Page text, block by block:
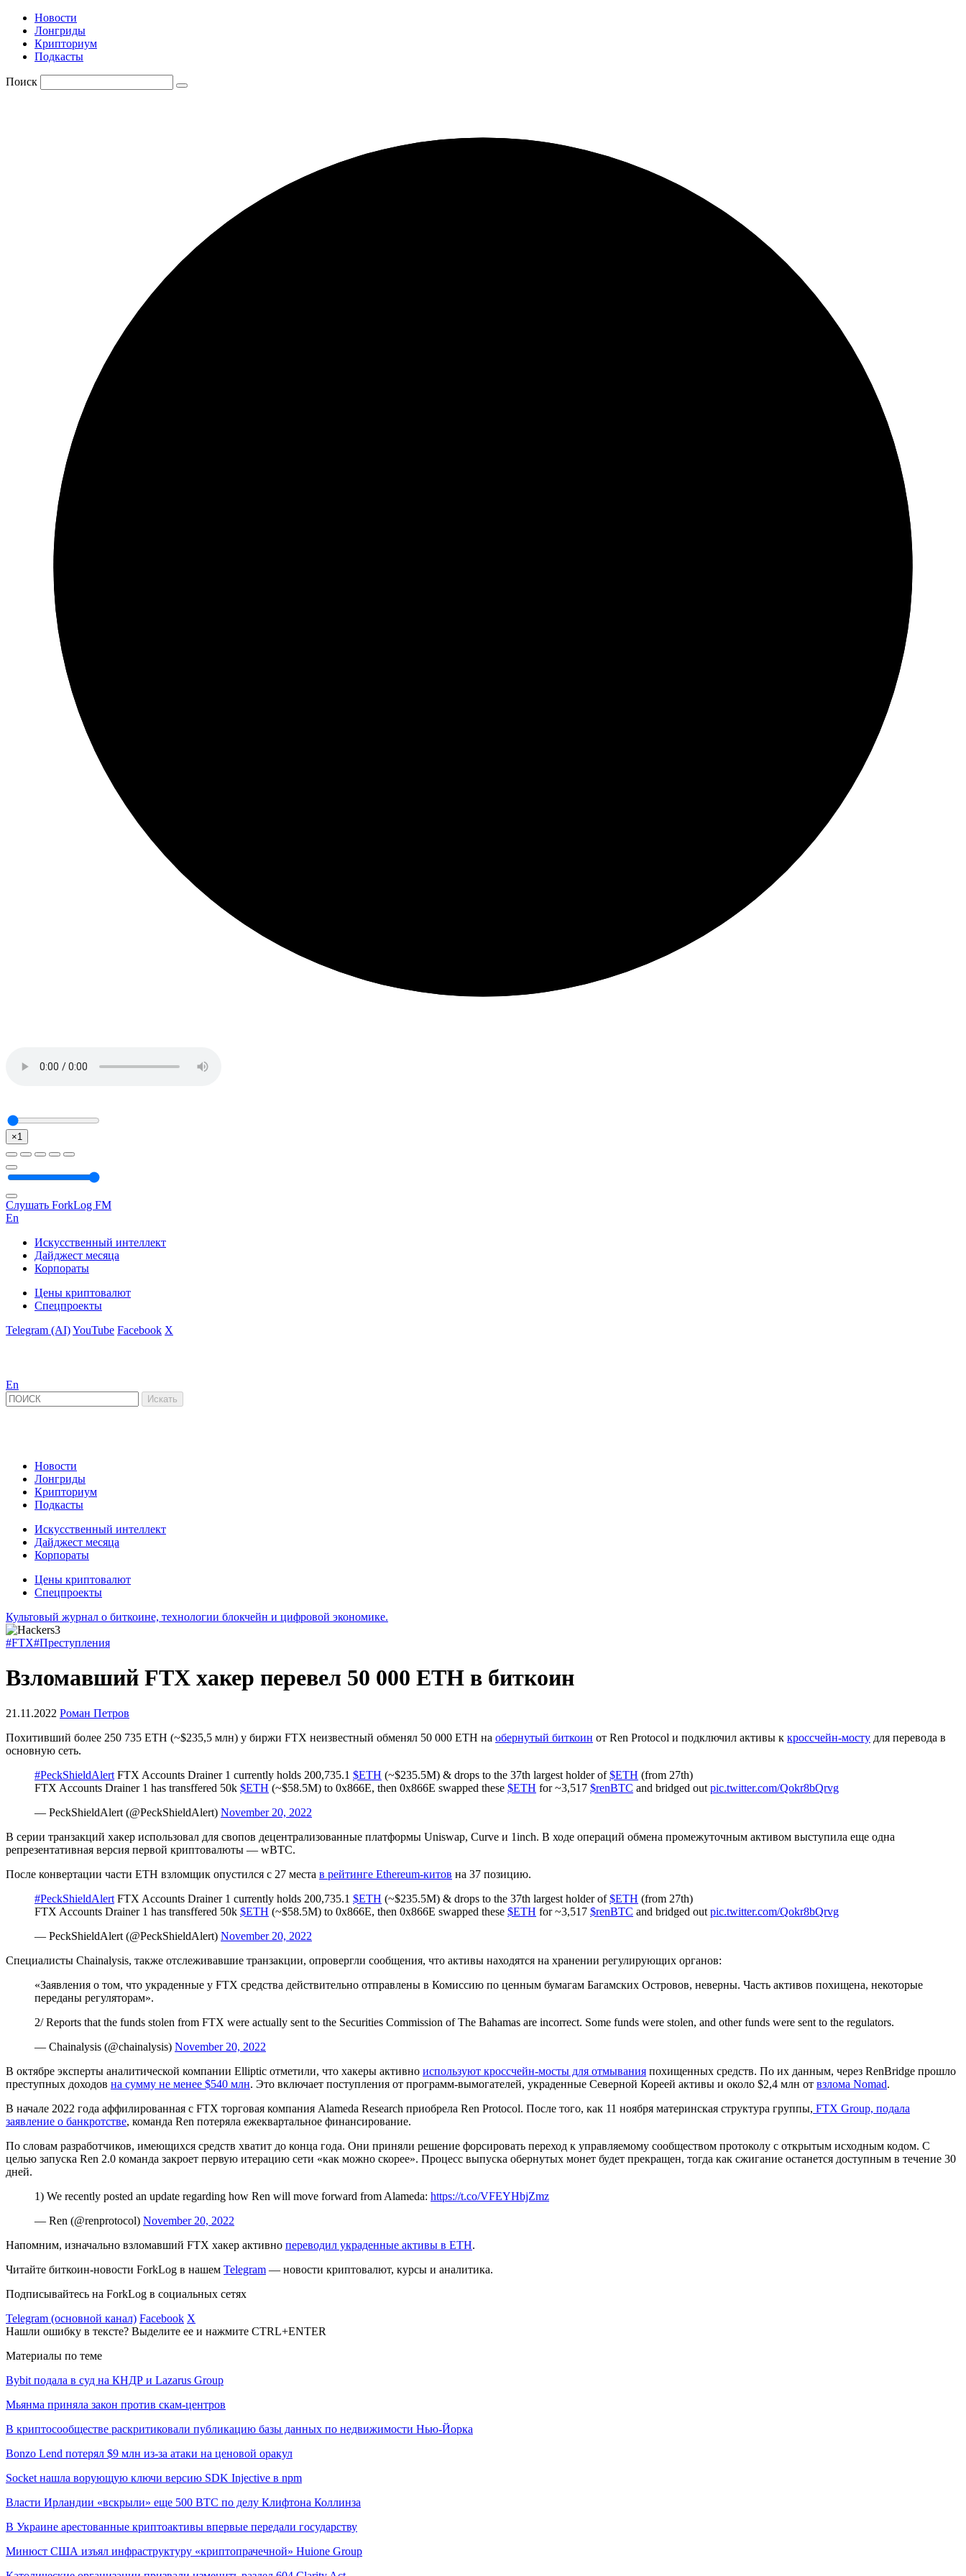
Новости
Лонгриды
Крипториум
Подкасты
Поиск
×1
Слушать ForkLog FM
En
Искусственный интеллект
Дайджест месяца
Корпораты
Цены криптовалют
Спецпроекты
Telegram (AI)YouTube Facebook X
En
Новости
Лонгриды
Крипториум
Подкасты
Искусственный интеллект
Дайджест месяца
Корпораты
Цены криптовалют
Спецпроекты
Культовый журнал о биткоине, технологии блокчейн и цифровой экономике.
#FTX#Преступления
Взломавший FTX хакер перевел 50 000 ETH в биткоин
21.11.2022 Роман Петров
Похитивший более 250 735 ETH (~$235,5 млн) у биржи FTX неизвестный обменял 50 000 ETH на обернутый биткоин от Ren Protocol и подключил активы к кроссчейн-мосту для перевода в
основную сеть.
#PeckShieldAlert FTX Accounts Drainer 1 currently holds 200,735.1 $ETH (~$235.5M) & drops to the 37th largest holder of$ETH (from 27th)
FTX Accounts Drainer 1 has transffered 50k $ETH (~$58.5M) to 0x866E, then 0x866E swapped these $ETH for ~3,517 $renBTC and bridged out pic.twitter.com/Qokr8bQrvg
— PeckShieldAlert (@PeckShieldAlert) November 20, 2022
В серии транзакций хакер использовал для свопов децентрализованные платформы Uniswap, Curve и 1inch. В ходе операций обмена промежуточным активом выступила еще одна
репрезентативная версия первой криптовалюты — wBTC.
После конвертации части ETH взломщик опустился с 27 места в рейтинге Ethereum-китов на 37 позицию.
#PeckShieldAlert FTX Accounts Drainer 1 currently holds 200,735.1 $ETH (~$235.5M) & drops to the 37th largest holder of$ETH (from 27th)
FTX Accounts Drainer 1 has transffered 50k $ETH (~$58.5M) to 0x866E, then 0x866E swapped these $ETH for ~3,517 $renBTC and bridged out pic.twitter.com/Qokr8bQrvg
— PeckShieldAlert (@PeckShieldAlert) November 20, 2022
Специалисты Chainalysis, также отслеживавшие транзакции, опровергли сообщения, что активы находятся на хранении регулирующих органов:
«Заявления о том, что украденные у FTX средства действительно отправлены в Комиссию по ценным бумагам Багамских Островов, неверны. Часть активов похищена, некоторые
переданы регуляторам».
2/ Reports that the funds stolen from FTX were actually sent to the Securities Commission of The Bahamas are incorrect. Some funds were stolen, and other funds were sent to the regulators.
— Chainalysis (@chainalysis) November 20, 2022
В октябре эксперты аналитической компании Elliptic отметили, что хакеры активно используют кроссчейн-мосты для отмывания похищенных средств. По их данным, через RenBridge прошло
преступных доходов на сумму не менее $540 млн. Это включает поступления от программ-вымогателей, украденные Северной Кореей активы и около $2,4 млн от взлома Nomad.
В начале 2022 года аффилированная с FTX торговая компания Alameda Research приобрела Ren Protocol. После того, как 11 ноября материнская структура группы, FTX Group, подала
заявление о банкротстве, команда Ren потеряла ежеквартальное финансирование.
По словам разработчиков, имеющихся средств хватит до конца года. Они приняли решение форсировать переход к управляемому сообществом протоколу с открытым исходным кодом. С
целью запуска Ren 2.0 команда закроет первую итерацию сети «как можно скорее». Процесс выпуска обернутых монет будет прекращен, тогда как сжигание останется доступным в течение 30
дней.
1) We recently posted an update regarding how Ren will move forward from Alameda: https://t.co/VFEYHbjZmz
— Ren (@renprotocol) November 20, 2022
Напомним, изначально взломавший FTX хакер активно переводил украденные активы в ETH.
Читайте биткоин-новости ForkLog в нашем Telegram — новости криптовалют, курсы и аналитика.
Подписывайтесь на ForkLog в социальных сетях
Telegram (основной канал) Facebook X
Нашли ошибку в тексте? Выделите ее и нажмите CTRL+ENTER
Материалы по теме
Bybit подала в суд на КНДР и Lazarus Group
Мьянма приняла закон против скам-центров
В криптосообществе раскритиковали публикацию базы данных по недвижимости Нью-Йорка
Bonzo Lend потерял $9 млн из-за атаки на ценовой оракул
Socket нашла ворующую ключи версию SDK Injective в npm
Власти Ирландии «вскрыли» еще 500 BTC по делу Клифтона Коллинза
В Украине арестованные криптоактивы впервые передали государству
Минюст США изъял инфраструктуру «криптопрачечной» Huione Group